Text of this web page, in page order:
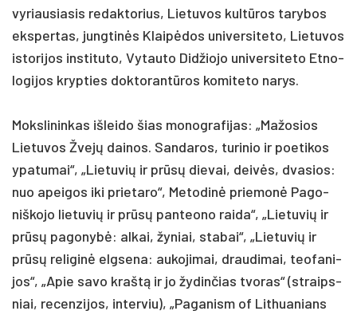
vy­riau­sia­sis re­dak­to­rius, Lie­tu­vos kultū­ros ta­ry­bos
eks­per­tas, jung­tinės Klaipė­dos uni­ver­si­te­to, Lie­tu­vos
is­to­ri­jos ins­ti­tu­to, Vy­tau­to Did­žio­jo uni­ver­si­te­to Et­no­
lo­gi­jos kryp­ties dok­to­rantū­ros ko­mi­te­to na­rys.
Moks­li­nin­kas iš­lei­do šias mo­nog­ra­fi­jas: „Ma­žo­sios
Lie­tu­vos Žvejų dai­nos. San­da­ros, tu­ri­nio ir poe­ti­kos
ypa­tu­mai“, „Lie­tu­vių ir prūsų die­vai, deivės, dva­sios:
nuo apei­gos iki prie­ta­ro“, Me­to­dinė prie­monė Pa­go­
niš­ko­jo lie­tu­vių ir prūsų pan­teo­no rai­da“, „Lie­tu­vių ir
prūsų pa­go­nybė: al­kai, žy­niai, sta­bai“, „Lie­tu­vių ir
prūsų re­li­ginė elg­se­na: au­ko­ji­mai, drau­di­mai, teo­fa­ni­
jos“, „Apie sa­vo kraštą ir jo žy­din­čias tvo­ras“ (straips­
niai, re­cen­zi­jos, in­ter­viu), „Pa­ga­nism of Lit­hua­nians